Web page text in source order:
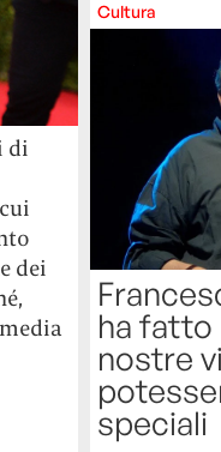
di
dei
Cultura
ha fatto
nostre
speciali